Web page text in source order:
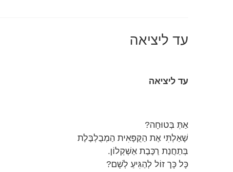
עד ליציאה
עד ליציאה
אַתְּ בְּטוּחָה?
שָׁאַלְתִּי אֶת הַקֻּפָּאִית הַמְבֻלְבֶּלֶת
בְּתַחֲנַת רַכֶּבֶת אַשְׁקְלוֹן.
כָּל כָּך זוֹל לְהַגִּיעַ לְשָׁם?